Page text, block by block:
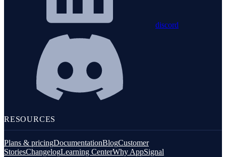
discord
RESOURCES
Plans & pricingDocumentationBlogCustomer
StoriesChangelogLearning CenterWhy AppSignal